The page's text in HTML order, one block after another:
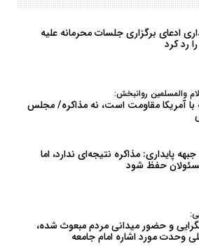
ادعای برگزاری جلسات محرمانه علیه
رد کرد
والمسلمین روانبخش:
با آمریکا مقاومت است، نه مذاکره/ مجلس
پایداری: مذاکره نتیجه‌ای ندارد، اما
حفظ شود
و حضور میدانی مردم مبعوث شده،
وحدت مورد اشاره امام جامعه